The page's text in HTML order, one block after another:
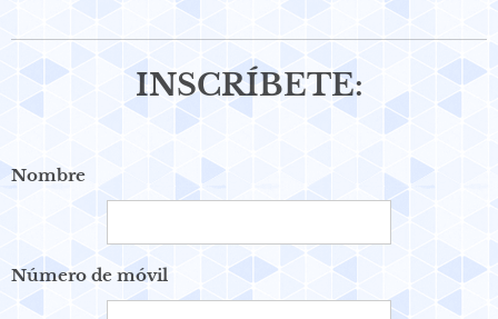
INSCRÍBETE:
Nombre
Número de móvil